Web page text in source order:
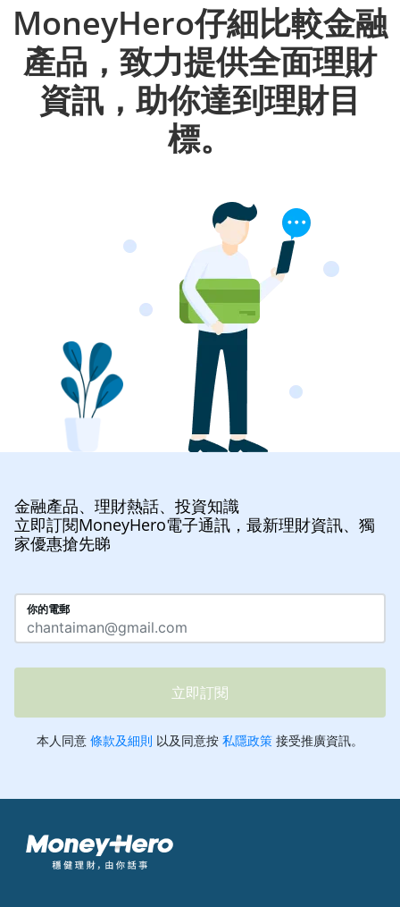
MoneyHero仔細比較金融
產品，致力提供全面理財
資訊，助你達到理財目
標。
金融產品、理財熱話、投資知識
立即訂閱MoneyHero電子通訊，最新理財資訊、獨
家優惠搶先睇